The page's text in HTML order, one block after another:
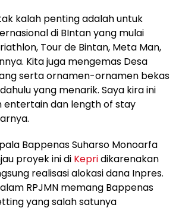
kalah penting adalah untuk
di BIntan yang mulai
Tour de Bintan, Meta Man,
Kita juga mengemas Desa
serta ornamen-ornamen bekas
yang menarik. Saya kira ini
entertain dan length of stay
Bappenas Suharso Monoarfa
proyek ini di Kepridikarenakan
realisasi alokasi dana Inpres.
RPJMN memang Bappenas
yang salah satunya